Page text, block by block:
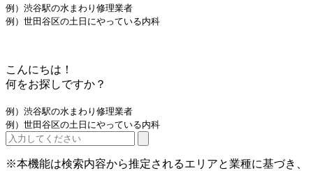
例）渋谷駅の水まわり修理業者
例）世田谷区の土日にやっている内科
こんにちは！
何をお探しですか？
例）渋谷駅の水まわり修理業者
例）世田谷区の土日にやっている内科
※本機能は検索内容から推定されるエリアと業種に基づき、